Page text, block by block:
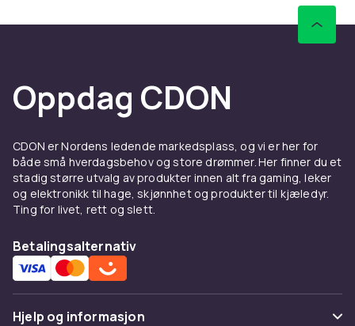
Oppdag CDON
CDON er Nordens ledende markedsplass, og vi er her for
både små hverdagsbehov og store drømmer. Her finner du et
stadig større utvalg av produkter innen alt fra gaming, leker
og elektronikk til hage, skjønnhet og produkter til kjæledyr.
Ting for livet, rett og slett.
Betalingsalternativ
Hjelp og informasjon